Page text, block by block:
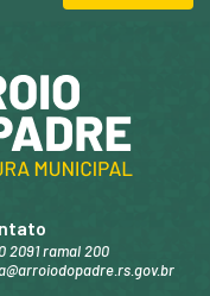
2091 ramal 200